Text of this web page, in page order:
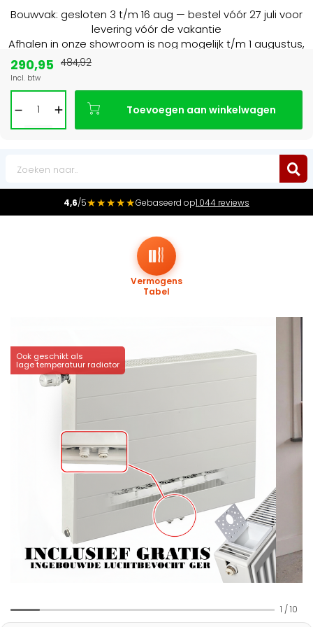
Bouwvak: gesloten 3 t/m 16 aug — bestel vóór 27 juli voor
levering vóór de vakantie
Afhalen in onze showroom is nog mogelijk t/m 1 augustus,
4,6/5★★★★★Gebaseerd op1.044 reviews
Ook geschikt als
lage temperatuur radiator
Vermogens
Tabel
1 / 10
290,95
Incl. btw
484,92
Toevoegen aan winkelwagen